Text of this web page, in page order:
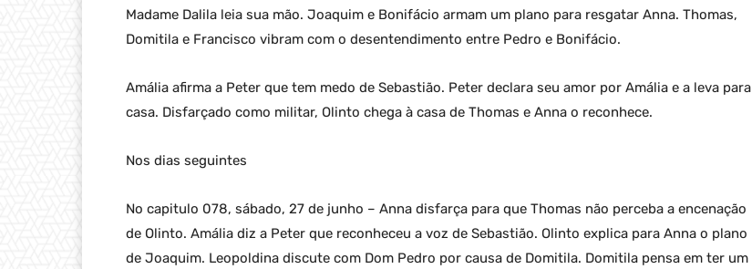
Madame Dalila leia sua mão. Joaquim e Bonifácio armam um plano para resgatar Anna. Thomas,
Domitila e Francisco vibram com o desentendimento entre Pedro e Bonifácio.
Amália afirma a Peter que tem medo de Sebastião. Peter declara seu amor por Amália e a leva para
casa. Disfarçado como militar, Olinto chega à casa de Thomas e Anna o reconhece.
Nos dias seguintes
No capitulo 078, sábado, 27 de junho – Anna disfarça para que Thomas não perceba a encenação
de Olinto. Amália diz a Peter que reconheceu a voz de Sebastião. Olinto explica para Anna o plano
de Joaquim. Leopoldina discute com Dom Pedro por causa de Domitila. Domitila pensa em ter um